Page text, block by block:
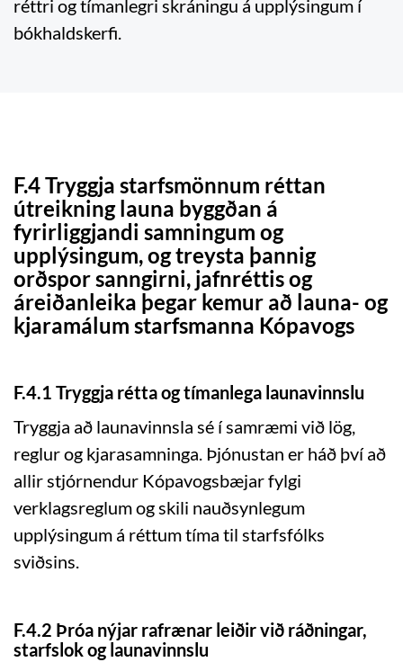
réttri og tímanlegri skráningu á upplýsingum í
bókhaldskerfi.
F.4 Tryggja starfsmönnum réttan
útreikning launa byggðan á
fyrirliggjandi samningum og
upplýsingum, og treysta þannig
orðspor sanngirni, jafnréttis og
áreiðanleika þegar kemur að launa- og
kjaramálum starfsmanna Kópavogs
F.4.1 Tryggja rétta og tímanlega launavinnslu
Tryggja að launavinnsla sé í samræmi við lög,
reglur og kjarasamninga. Þjónustan er háð því að
allir stjórnendur Kópavogsbæjar fylgi
verklagsreglum og skili nauðsynlegum
upplýsingum á réttum tíma til starfsfólks
sviðsins.
F.4.2 Þróa nýjar rafrænar leiðir við ráðningar,
starfslok og launavinnslu